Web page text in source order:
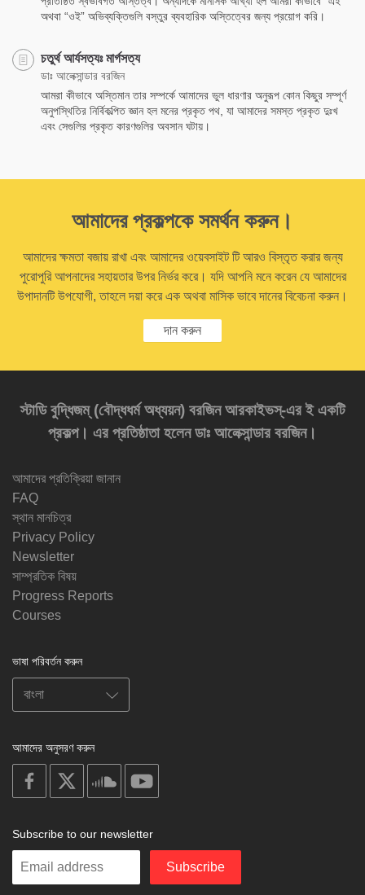
অথবা “ওই” অভিব্যক্তিগুলি বস্তুর ব্যবহারিক অস্তিত্বের জন্য প্রয়োগ করি।
চতুর্থ আর্যসত্যঃ মার্গসত্য
ডাঃ আলেক্সান্ডার বরজিন
আমরা কীভাবে অস্তিমান তার সম্পর্কে আমাদের ভুল ধারণার অনুরূপ কোন কিছুর সম্পূর্ণ
অনুপস্থিতির নির্বিকল্পিত জ্ঞান হল মনের প্রকৃত পথ, যা আমাদের সমস্ত প্রকৃত দুঃখ
এবং সেগুলির প্রকৃত কারণগুলির অবসান ঘটায়।
আমাদের প্রকল্পকে সমর্থন করুন।
আমাদের ক্ষমতা বজায় রাখা এবং আমাদের ওয়েবসাইট টি আরও বিস্তৃত করার জন্য
পুরোপুরি আপনাদের সহায়তার উপর নির্ভর করে। যদি আপনি মনে করেন যে আমাদের
উপাদানটি উপযোগী, তাহলে দয়া করে এক অথবা মাসিক ভাবে দানের বিবেচনা করুন।
দান করুন
স্টাডি বুদ্ধিজম্‌ (বৌদ্ধধর্ম অধ্যয়ন) বরজিন আরকাইভস্‌-এর ই একটি
প্রকল্প। এর প্রতিষ্ঠাতা হলেন ডাঃ আলেক্সান্ডার বরজিন।
আমাদের প্রতিক্রিয়া জানান
FAQ
স্থান মানচিত্র
Privacy Policy
Newsletter
সাম্প্রতিক বিষয়
Progress Reports
Courses
ভাষা পরিবর্তন করুন
আমাদের অনুসরণ করুন
on
facebook
soundcloud
Subscribe to our newsletter
Enter
Subscribe